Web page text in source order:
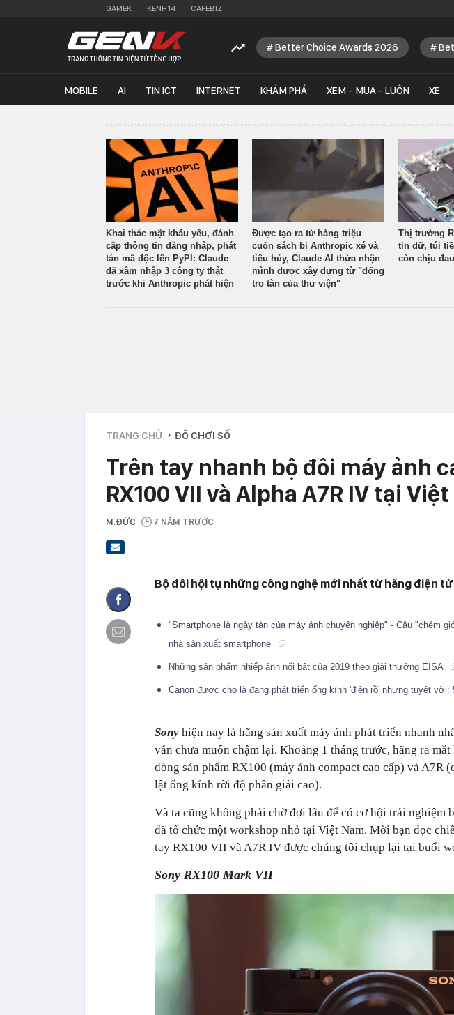
GAMEK KENH14 CAFEBIZ
Better Choice Awards 2026
MOBILE AI TIN ICT INTERNET KHÁM PHÁ XEM - MUA - LUÔN XE
Khai thác mật khẩu yếu, đánh
cắp thông tin đăng nhập, phát
tán mã độc lên PyPI: Claude
đã xâm nhập 3 công ty thật
trước khi Anthropic phát hiện
Được tạo ra từ hàng triệu
cuốn sách bị Anthropic xé và
tiêu hủy, Claude AI thừa nhận
mình được xây dựng từ "đống
tro tàn của thư viện"
Thị trường
tin dữ, túi
còn chịu
TRANG CHỦ › ĐỒ CHƠI SỐ
Trên tay nhanh bộ đôi máy ảnh
RX100 VII và Alpha A7R IV tại
M.ĐỨC 7 NĂM TRƯỚC
Bộ đôi hội tụ những công nghệ mới nhất từ hãng điện tử
"Smartphone là ngày tàn của máy ảnh chuyên nghiệp" - Câu "chém
nhà sản xuất smartphone
Những sản phẩm nhiếp ảnh nổi bật của 2019 theo giải thưởng EISA
Canon được cho là đang phát triển ống kính 'điên rồ' nhưng tuyệt vời:
Sony hiện nay là hãng sản xuất máy ảnh phát triển nhanh
vẫn chưa muốn chậm lại. Khoảng 1 tháng trước, hãng ra
dòng sản phẩm RX100 (máy ảnh compact cao cấp) và A7R
lật ống kính rời độ phân giải cao).
Và ta cũng không phải chờ đợi lâu để có cơ hội trải nghiệm
đã tổ chức một workshop nhỏ tại Việt Nam. Mời bạn đọc
tay RX100 VII và A7R IV được chúng tôi chụp lại tại buổi
Sony RX100 Mark VII